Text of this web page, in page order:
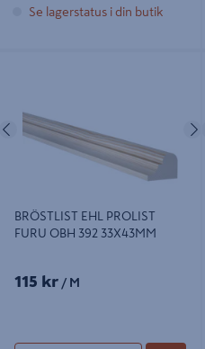
Se lagerstatus i din butik
Föregående
BRÖSTLIST EHL PROLIST
FURU OBH 392 33X43MM
115 kr / M